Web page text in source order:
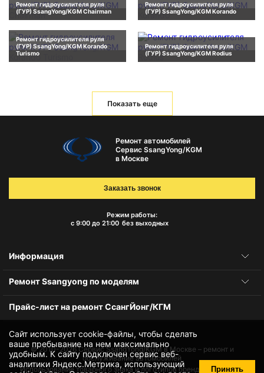
Ремонт гидроусилителя руля
(ГУР) SsangYong/KGM Chairman
Ремонт гидроусилителя руля
(ГУР) SsangYong/KGM Korando
Ремонт гидроусилителя руля
(ГУР) SsangYong/KGM Korando
Turismo
Ремонт гидроусилителя руля
(ГУР) SsangYong/KGM Rodius
Показать еще
Сайт использует cookie-файлы, чтобы сделать
ваше пребывание на нем максимально
удобным. К cайту подключен сервис веб-
аналитики Яндекс.Метрика, использующий
Принять
Ремонт автомобилей
Сервис SsangYong/KGM
в Москве
Режим работы:
с 9:00 до 21:00 без выходных
Заказать звонок
Информация
Ремонт Ssangyong по моделям
Прайс-лист на ремонт СсангЙонг/КГМ
© 2010-2026Сервис SsangYong/KGM в Москве – ремонт и
обслуживание автомобилей
Использование товарного знака и логотипов бренда происходит